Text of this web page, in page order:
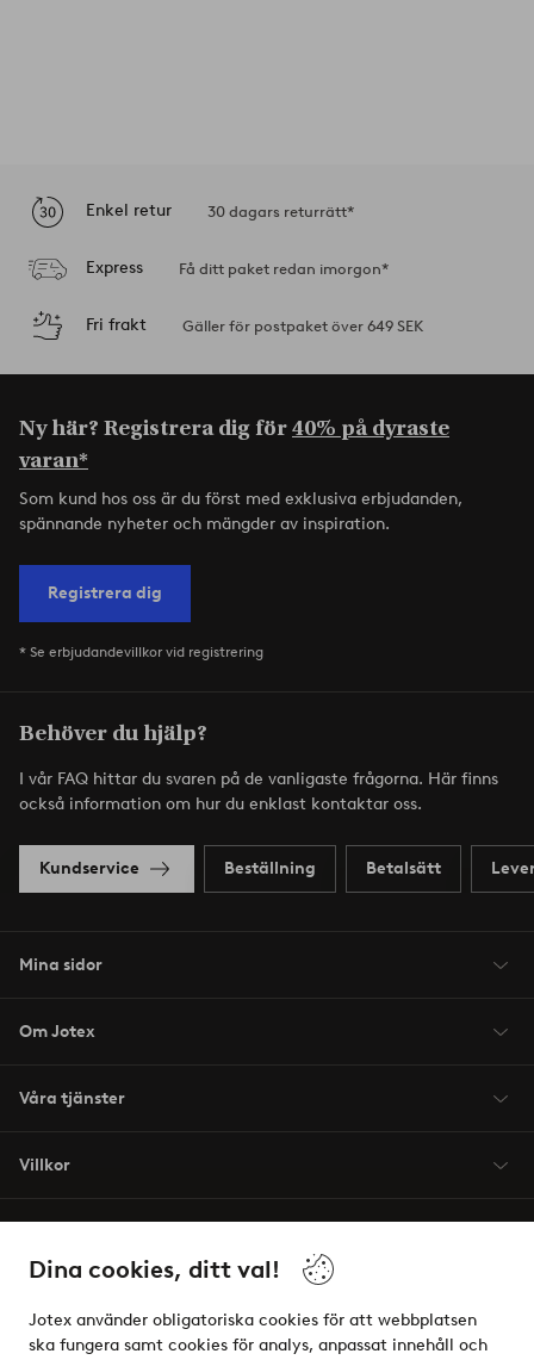
Dina cookies, ditt val!
Jotex använder obligatoriska cookies för att webbplatsen
ska fungera samt cookies för analys, anpassat innehåll och
Enkel retur 30 dagars returrätt*
Express Få ditt paket redan imorgon*
Fri frakt Gäller för postpaket över 649 SEK
Ny här? Registrera dig för40% på dyraste
varan*
Som kund hos oss är du först med exklusiva erbjudanden,
spännande nyheter och mängder av inspiration.
Registrera dig
* Se erbjudandevillkor vid registrering
Behöver du hjälp?
I vår FAQ hittar du svaren på de vanligaste frågorna. Här finns
också information om hur du enklast kontaktar oss.
Kundservice Beställning Betalsätt
Mina sidor
Om Jotex
Våra tjänster
Villkor